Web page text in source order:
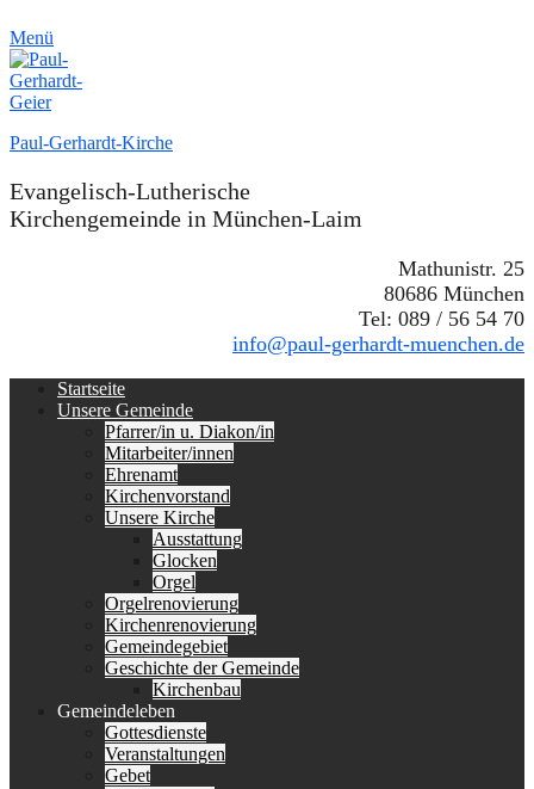
Menü
Paul-Gerhardt-Kirche
Evangelisch-Lutherische
Kirchengemeinde in München-Laim
Mathunistr. 25
80686 München
Tel: 089 / 56 54 70
info@paul-gerhardt-muenchen.de
Erstes
Menü
Startseite
Unsere Gemeinde
Pfarrer/in u. Diakon/in
Mitarbeiter/innen
Ehrenamt
Kirchenvorstand
Unsere Kirche
Ausstattung
Glocken
Orgel
Orgelrenovierung
Kirchenrenovierung
Gemeindegebiet
Geschichte der Gemeinde
Kirchenbau
Gemeindeleben
Gottesdienste
Veranstaltungen
Gebet